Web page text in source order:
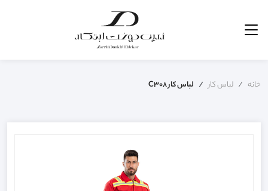
خانه لباس کار لباس کار C308